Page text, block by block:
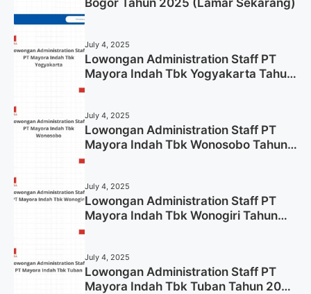
July 4, 2025
Lowongan Administration Staff PT
Mayora Indah Tbk Yogyakarta Tahun
July 4, 2025
Lowongan Administration Staff PT
Mayora Indah Tbk Wonosobo Tahun
July 4, 2025
Lowongan Administration Staff PT
Mayora Indah Tbk Wonogiri Tahun
July 4, 2025
Lowongan Administration Staff PT
Mayora Indah Tbk Tuban Tahun 2025